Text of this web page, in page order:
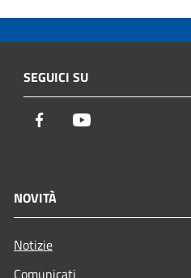
SEGUICI SU
Facebook
NOVITÀ
Notizie
Comunicati